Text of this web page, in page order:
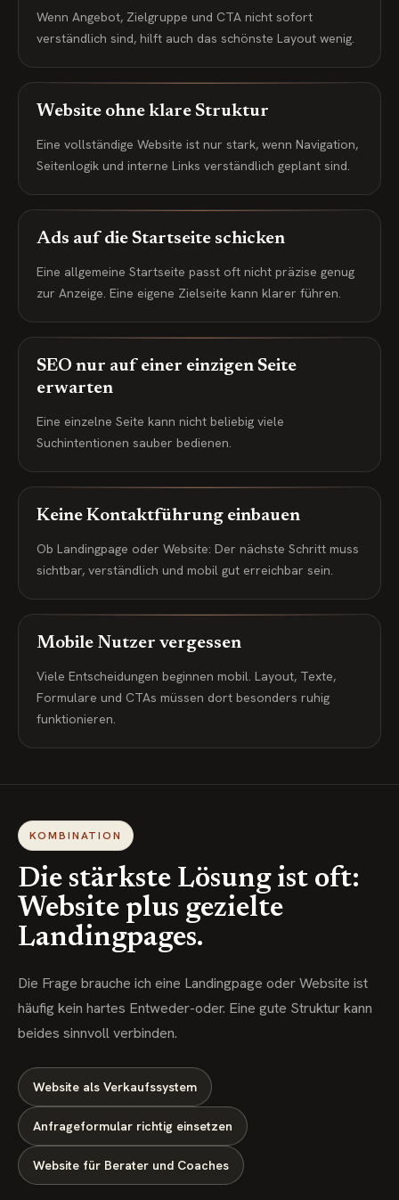
Wenn Angebot, Zielgruppe und CTA nicht sofort
verständlich sind, hilft auch das schönste Layout wenig.
Website ohne klare Struktur
Eine vollständige Website ist nur stark, wenn Navigation,
Seitenlogik und interne Links verständlich geplant sind.
Ads auf die Startseite schicken
Eine allgemeine Startseite passt oft nicht präzise genug
zur Anzeige. Eine eigene Zielseite kann klarer führen.
SEO nur auf einer einzigen Seite
erwarten
Eine einzelne Seite kann nicht beliebig viele
Suchintentionen sauber bedienen.
Keine Kontaktführung einbauen
Ob Landingpage oder Website: Der nächste Schritt muss
sichtbar, verständlich und mobil gut erreichbar sein.
Mobile Nutzer vergessen
Viele Entscheidungen beginnen mobil. Layout, Texte,
Formulare und CTAs müssen dort besonders ruhig
funktionieren.
KOMBINATION
Die stärkste Lösung ist oft:
Website plus gezielte
Landingpages.
Die Frage brauche ich eine Landingpage oder Website ist
häufig kein hartes Entweder-oder. Eine gute Struktur kann
beides sinnvoll verbinden.
Website als Verkaufssystem
Anfrageformular richtig einsetzen
Website für Berater und Coaches